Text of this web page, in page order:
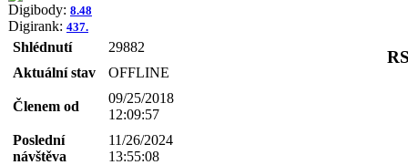
Digibody: 8.48
Digirank: 437.
Shlédnutí
29882
Aktuální stav
OFFLINE
Členem od
09/25/2018
12:09:57
Poslední
návštěva
11/26/2024
13:55:08